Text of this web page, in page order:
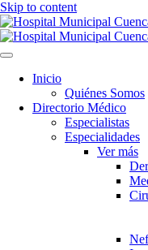
Skip to content
Inicio
Quiénes Somos
Directorio Médico
Especialistas
Especialidades
Ver más